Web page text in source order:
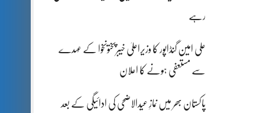
رہے
علی امین گنڈاپور کا وزیراعلیٰ خیبرپختونخوا کے عہدے
سے مستعفی ہونے کا اعلان
پاکستان بھر میں نمازِ عیدالاضحی کی ادائیگی کے بعد